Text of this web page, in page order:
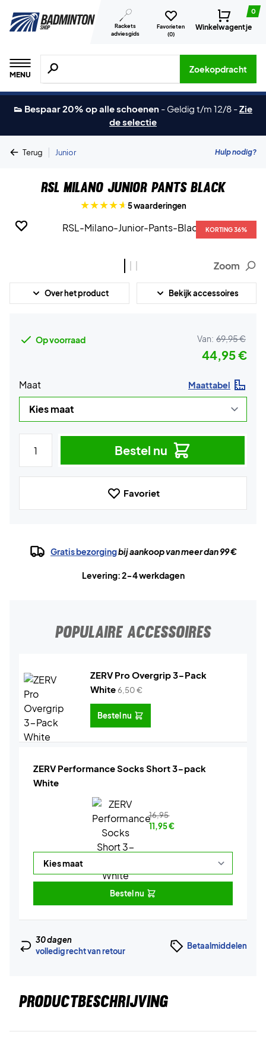
Rackets
adviesgids
Favorieten
(0)
0
Winkelwagentje
MENU
Zoeken naar producten, merken etc.
Zoekopdracht
👟 Bespaar 20% op alle schoenen - Geldig t/m 12/8 -Zie
de selectie
Terug | Junior Hulp nodig?
RSL Milano Junior Pants Black
5 waarderingen
KORTING 36%
KORTING 36%
KORTING 36%
Zoom
Over het product Bekijk accessoires
Op voorraad Van: 69,95 €
44,95 €
Maat Maattabel
Bestel nu
Favoriet
Gratis bezorgingbij aankoop van meer dan 99 €
Levering: 2-4 werkdagen
POPULAIRE ACCESSOIRES
ZERV Pro Overgrip 3-Pack
White6,50€
Bestel nu
ZERV Performance Socks Short 3-pack
White
16,95
11,95€
Bestel nu
30 dagen
volledig recht van retour
Betaalmiddelen
PRODUCTBESCHRIJVING